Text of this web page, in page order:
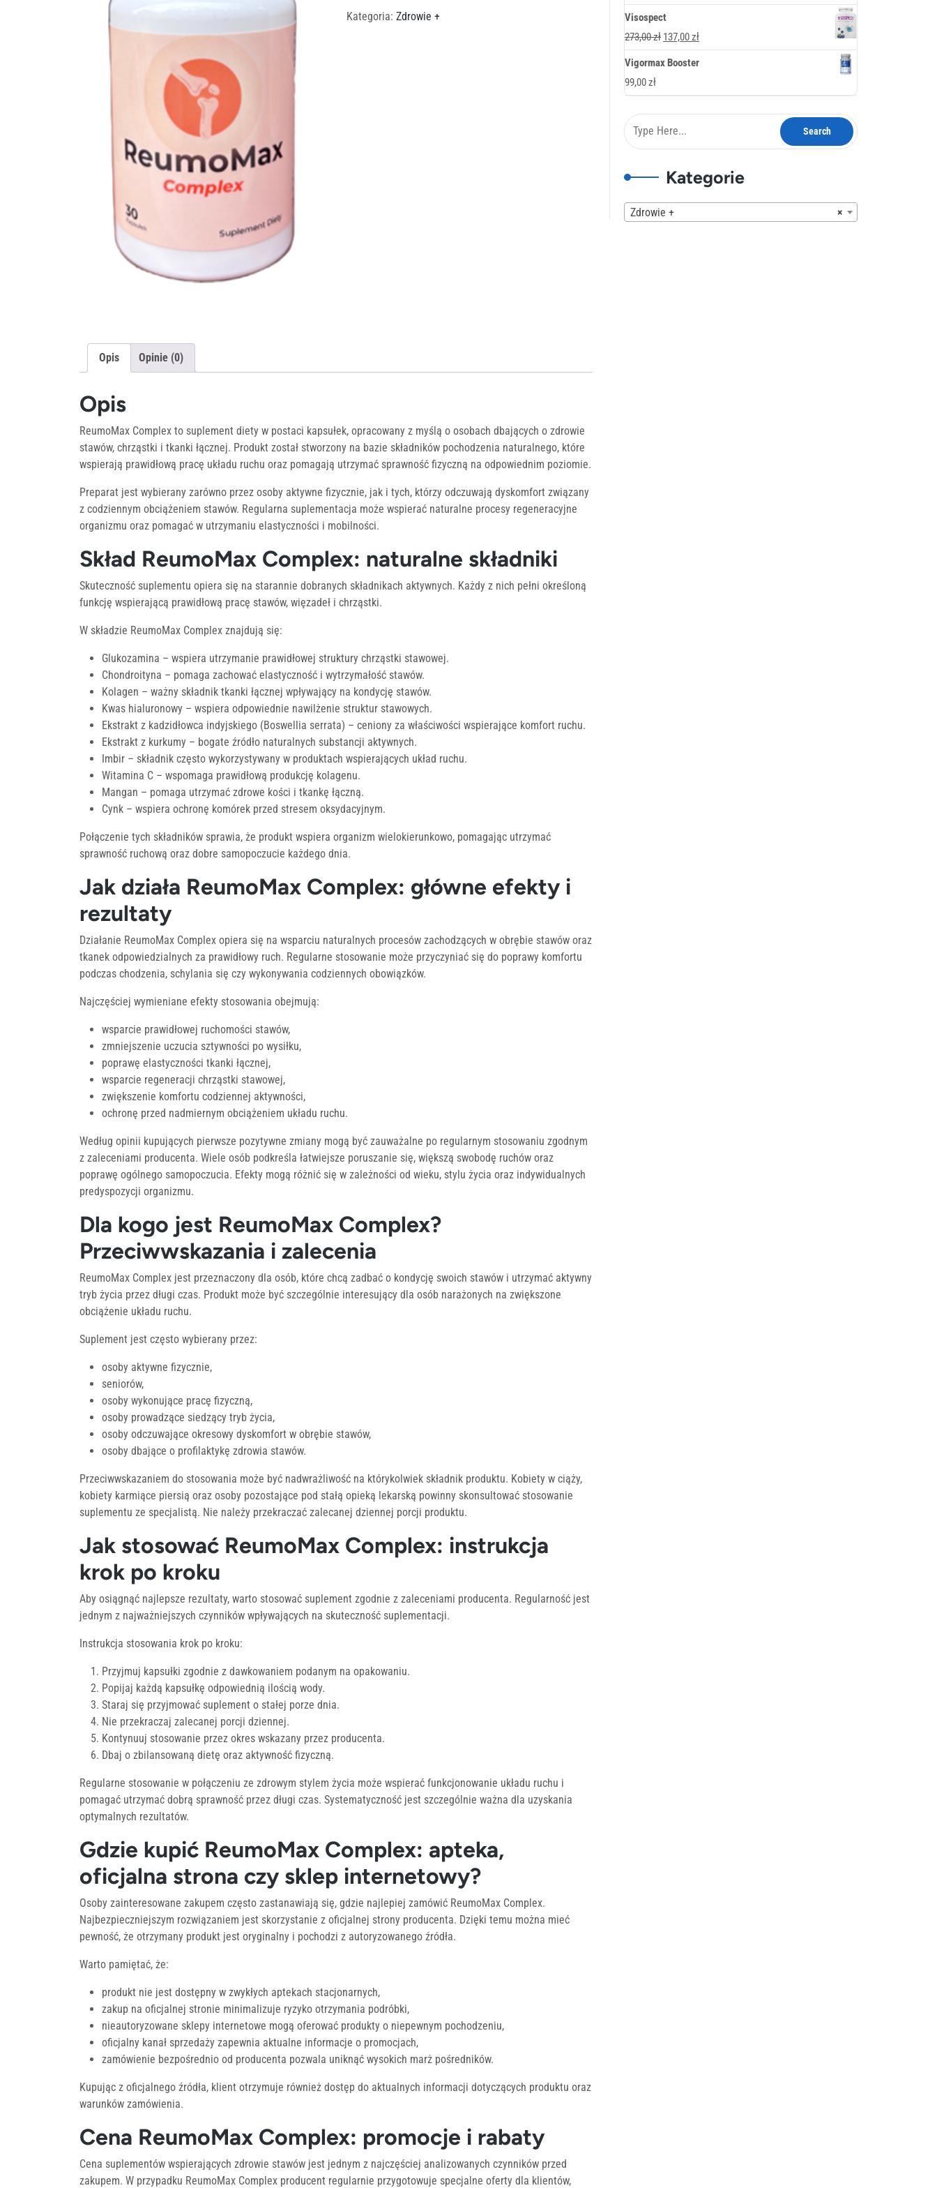
Kategoria: Zdrowie +
Opis Opinie (0)
Opis
ReumoMax Complex to suplement diety w postaci kapsułek, opracowany z myślą o osobach dbających o zdrowie
stawów, chrząstki i tkanki łącznej. Produkt został stworzony na bazie składników pochodzenia naturalnego, które
wspierają prawidłową pracę układu ruchu oraz pomagają utrzymać sprawność fizyczną na odpowiednim poziomie.
Preparat jest wybierany zarówno przez osoby aktywne fizycznie, jak i tych, którzy odczuwają dyskomfort związany
z codziennym obciążeniem stawów. Regularna suplementacja może wspierać naturalne procesy regeneracyjne
organizmu oraz pomagać w utrzymaniu elastyczności i mobilności.
Skład ReumoMax Complex: naturalne składniki
Skuteczność suplementu opiera się na starannie dobranych składnikach aktywnych. Każdy z nich pełni określoną
funkcję wspierającą prawidłową pracę stawów, więzadeł i chrząstki.
W składzie ReumoMax Complex znajdują się:
Glukozamina – wspiera utrzymanie prawidłowej struktury chrząstki stawowej.
Chondroityna – pomaga zachować elastyczność i wytrzymałość stawów.
Kolagen – ważny składnik tkanki łącznej wpływający na kondycję stawów.
Kwas hialuronowy – wspiera odpowiednie nawilżenie struktur stawowych.
Ekstrakt z kadzidłowca indyjskiego (Boswellia serrata) – ceniony za właściwości wspierające komfort ruchu.
Ekstrakt z kurkumy – bogate źródło naturalnych substancji aktywnych.
Imbir – składnik często wykorzystywany w produktach wspierających układ ruchu.
Witamina C – wspomaga prawidłową produkcję kolagenu.
Mangan – pomaga utrzymać zdrowe kości i tkankę łączną.
Cynk – wspiera ochronę komórek przed stresem oksydacyjnym.
Połączenie tych składników sprawia, że produkt wspiera organizm wielokierunkowo, pomagając utrzymać
sprawność ruchową oraz dobre samopoczucie każdego dnia.
Jak działa ReumoMax Complex: główne efekty i
rezultaty
Działanie ReumoMax Complex opiera się na wsparciu naturalnych procesów zachodzących w obrębie stawów oraz
tkanek odpowiedzialnych za prawidłowy ruch. Regularne stosowanie może przyczyniać się do poprawy komfortu
podczas chodzenia, schylania się czy wykonywania codziennych obowiązków.
Najczęściej wymieniane efekty stosowania obejmują:
wsparcie prawidłowej ruchomości stawów,
zmniejszenie uczucia sztywności po wysiłku,
poprawę elastyczności tkanki łącznej,
wsparcie regeneracji chrząstki stawowej,
zwiększenie komfortu codziennej aktywności,
ochronę przed nadmiernym obciążeniem układu ruchu.
Według opinii kupujących pierwsze pozytywne zmiany mogą być zauważalne po regularnym stosowaniu zgodnym
z zaleceniami producenta. Wiele osób podkreśla łatwiejsze poruszanie się, większą swobodę ruchów oraz
poprawę ogólnego samopoczucia. Efekty mogą różnić się w zależności od wieku, stylu życia oraz indywidualnych
predyspozycji organizmu.
Dla kogo jest ReumoMax Complex?
Przeciwwskazania i zalecenia
ReumoMax Complex jest przeznaczony dla osób, które chcą zadbać o kondycję swoich stawów i utrzymać aktywny
tryb życia przez długi czas. Produkt może być szczególnie interesujący dla osób narażonych na zwiększone
obciążenie układu ruchu.
Suplement jest często wybierany przez:
osoby aktywne fizycznie,
seniorów,
osoby wykonujące pracę fizyczną,
osoby prowadzące siedzący tryb życia,
osoby odczuwające okresowy dyskomfort w obrębie stawów,
osoby dbające o profilaktykę zdrowia stawów.
Przeciwwskazaniem do stosowania może być nadwrażliwość na którykolwiek składnik produktu. Kobiety w ciąży,
kobiety karmiące piersią oraz osoby pozostające pod stałą opieką lekarską powinny skonsultować stosowanie
suplementu ze specjalistą. Nie należy przekraczać zalecanej dziennej porcji produktu.
Jak stosować ReumoMax Complex: instrukcja
krok po kroku
Aby osiągnąć najlepsze rezultaty, warto stosować suplement zgodnie z zaleceniami producenta. Regularność jest
jednym z najważniejszych czynników wpływających na skuteczność suplementacji.
Instrukcja stosowania krok po kroku:
Przyjmuj kapsułki zgodnie z dawkowaniem podanym na opakowaniu.
Popijaj każdą kapsułkę odpowiednią ilością wody.
Staraj się przyjmować suplement o stałej porze dnia.
Nie przekraczaj zalecanej porcji dziennej.
Kontynuuj stosowanie przez okres wskazany przez producenta.
Dbaj o zbilansowaną dietę oraz aktywność fizyczną.
Regularne stosowanie w połączeniu ze zdrowym stylem życia może wspierać funkcjonowanie układu ruchu i
pomagać utrzymać dobrą sprawność przez długi czas. Systematyczność jest szczególnie ważna dla uzyskania
optymalnych rezultatów.
Gdzie kupić ReumoMax Complex: apteka,
oficjalna strona czy sklep internetowy?
Osoby zainteresowane zakupem często zastanawiają się, gdzie najlepiej zamówić ReumoMax Complex.
Najbezpieczniejszym rozwiązaniem jest skorzystanie z oficjalnej strony producenta. Dzięki temu można mieć
pewność, że otrzymany produkt jest oryginalny i pochodzi z autoryzowanego źródła.
Warto pamiętać, że:
produkt nie jest dostępny w zwykłych aptekach stacjonarnych,
zakup na oficjalnej stronie minimalizuje ryzyko otrzymania podróbki,
nieautoryzowane sklepy internetowe mogą oferować produkty o niepewnym pochodzeniu,
oficjalny kanał sprzedaży zapewnia aktualne informacje o promocjach,
zamówienie bezpośrednio od producenta pozwala uniknąć wysokich marż pośredników.
Kupując z oficjalnego źródła, klient otrzymuje również dostęp do aktualnych informacji dotyczących produktu oraz
warunków zamówienia.
Cena ReumoMax Complex: promocje i rabaty
Cena suplementów wspierających zdrowie stawów jest jednym z najczęściej analizowanych czynników przed
zakupem. W przypadku ReumoMax Complex producent regularnie przygotowuje specjalne oferty dla klientów,
378,00 zł.189,00 zł.
wynosiła:
247,00 zł.137,00 zł.
Visospect
273,00zł Pierwotna
cena
273,00 zł.
137,00złAktualna
137,00 zł.
Vigormax Booster
99,00zł
Kategorie
×
Zdrowie +